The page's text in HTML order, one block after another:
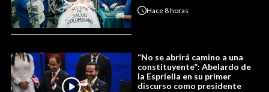
Hace8 horas
“No se abrirá camino a una
constituyente”: Abelardo de
la Espriella en su primer
discurso como presidente